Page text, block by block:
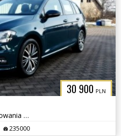
30 900 PLN
Nowy rozrząd, Czujniki parkowania przód i tył, Ksenon
235000